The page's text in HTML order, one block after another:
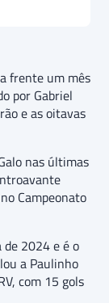
frente um mês
por Gabriel
e as oitavas
nas últimas
Campeonato
de 2024 e é o
a Paulinho
com 15 gols